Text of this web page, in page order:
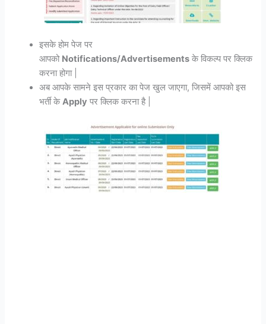
इसके होम पेज पर
आपको Notifications/Advertisements के विकल्प पर क्लिक
करना होगा |
अब आपके सामने इस प्रकार का पेज खुल जाएगा, जिसमें आपको इस
भर्ती केApply पर क्लिक करना है |